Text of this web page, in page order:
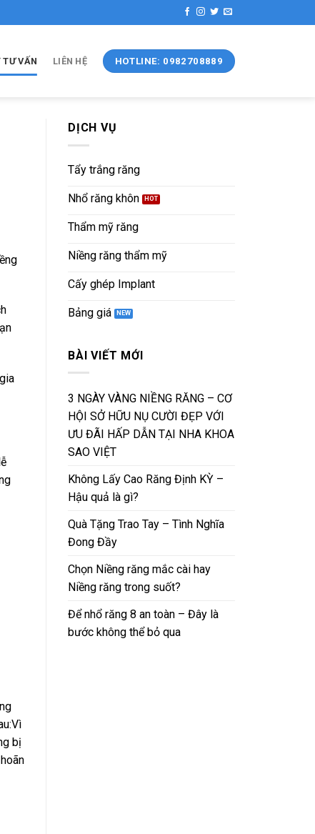
TƯ VẤN LIÊN HỆ HOTLINE: 0982708889
bị
DỊCH VỤ
Tẩy trắng răng
Nhổ răng khôn
Thẩm mỹ răng
Niềng răng thẩm mỹ
Cấy ghép Implant
Bảng giá
BÀI VIẾT MỚI
3 NGÀY VÀNG NIỀNG RĂNG – CƠ
HỘI SỞ HỮU NỤ CƯỜI ĐẸP VỚI
ƯU ĐÃI HẤP DẪN TẠI NHA KHOA
SAO VIỆT
Không Lấy Cao Răng Định KỲ –
Hậu quả là gì?
Quà Tặng Trao Tay – Tình Nghĩa
Đong Đầy
Chọn Niềng răng mắc cài hay
Niềng răng trong suốt?
Để nhổ răng 8 an toàn – Đây là
bước không thể bỏ qua